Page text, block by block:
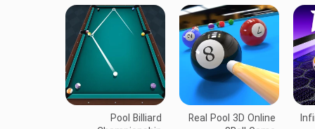
Real Pool 3D Online
Pool Billiard